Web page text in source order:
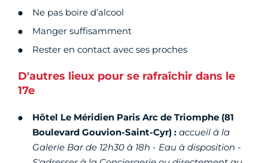
Ne pas boire d’alcool
Manger suffisamment
Rester en contact avec ses proches
D'autres lieux pour se rafraîchir dans le
17e
Hôtel Le Méridien Paris Arc de Triomphe (81
Boulevard Gouvion-Saint-Cyr) : accueil à la
Galerie Bar de 12h30 à 18h - Eau à disposition -